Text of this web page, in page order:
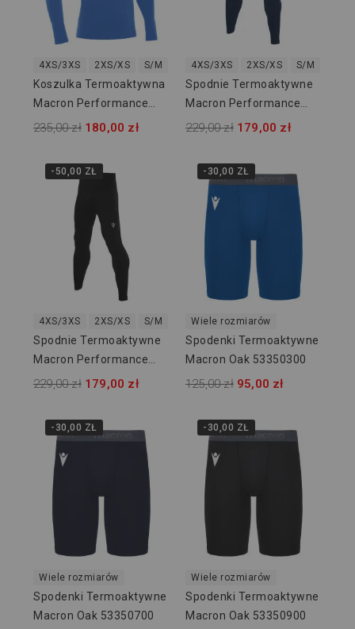
4XS/3XS 2XS/XS S/M L/XL 2XL/3XL
Koszulka Termoaktywna
Macron Performance
916103
235,00 zł 180,00 zł
4XS/3XS 2XS/XS S/M
Spodnie Termoaktywne
Macron Performance
916207
229,00 zł 179,00 zł
-50,00 ZŁ
4XS/3XS 2XS/XS S/M 2XL/3XL
Spodnie Termoaktywne
Macron Performance
916209
229,00 zł 179,00 zł
-30,00 ZŁ
Wiele rozmiarów
Spodenki Termoaktywne
Macron Oak 53350300
125,00 zł 95,00 zł
-30,00 ZŁ
Wiele rozmiarów
Spodenki Termoaktywne
Macron Oak 53350700
-30,00 ZŁ
Wiele rozmiarów
Spodenki Termoaktywne
Macron Oak 53350900